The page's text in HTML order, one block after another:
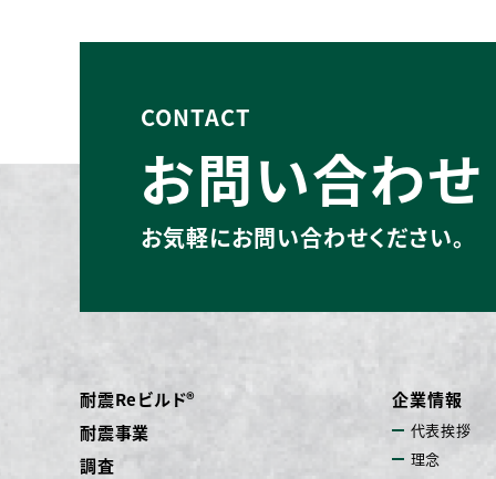
CONTACT
お問い合わせ
お気軽にお問い合わせください。
耐震Reビルド®
耐震事業
調査
企業情報
代表挨拶
理念